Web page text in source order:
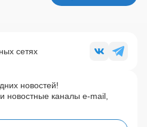
новостей!
новостные каналы e-mail,
сетях